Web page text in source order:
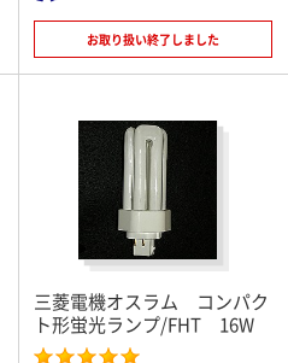
お取り扱い終了しました
三菱電機オスラム コンパク
ト形蛍光ランプ/FHT 16W